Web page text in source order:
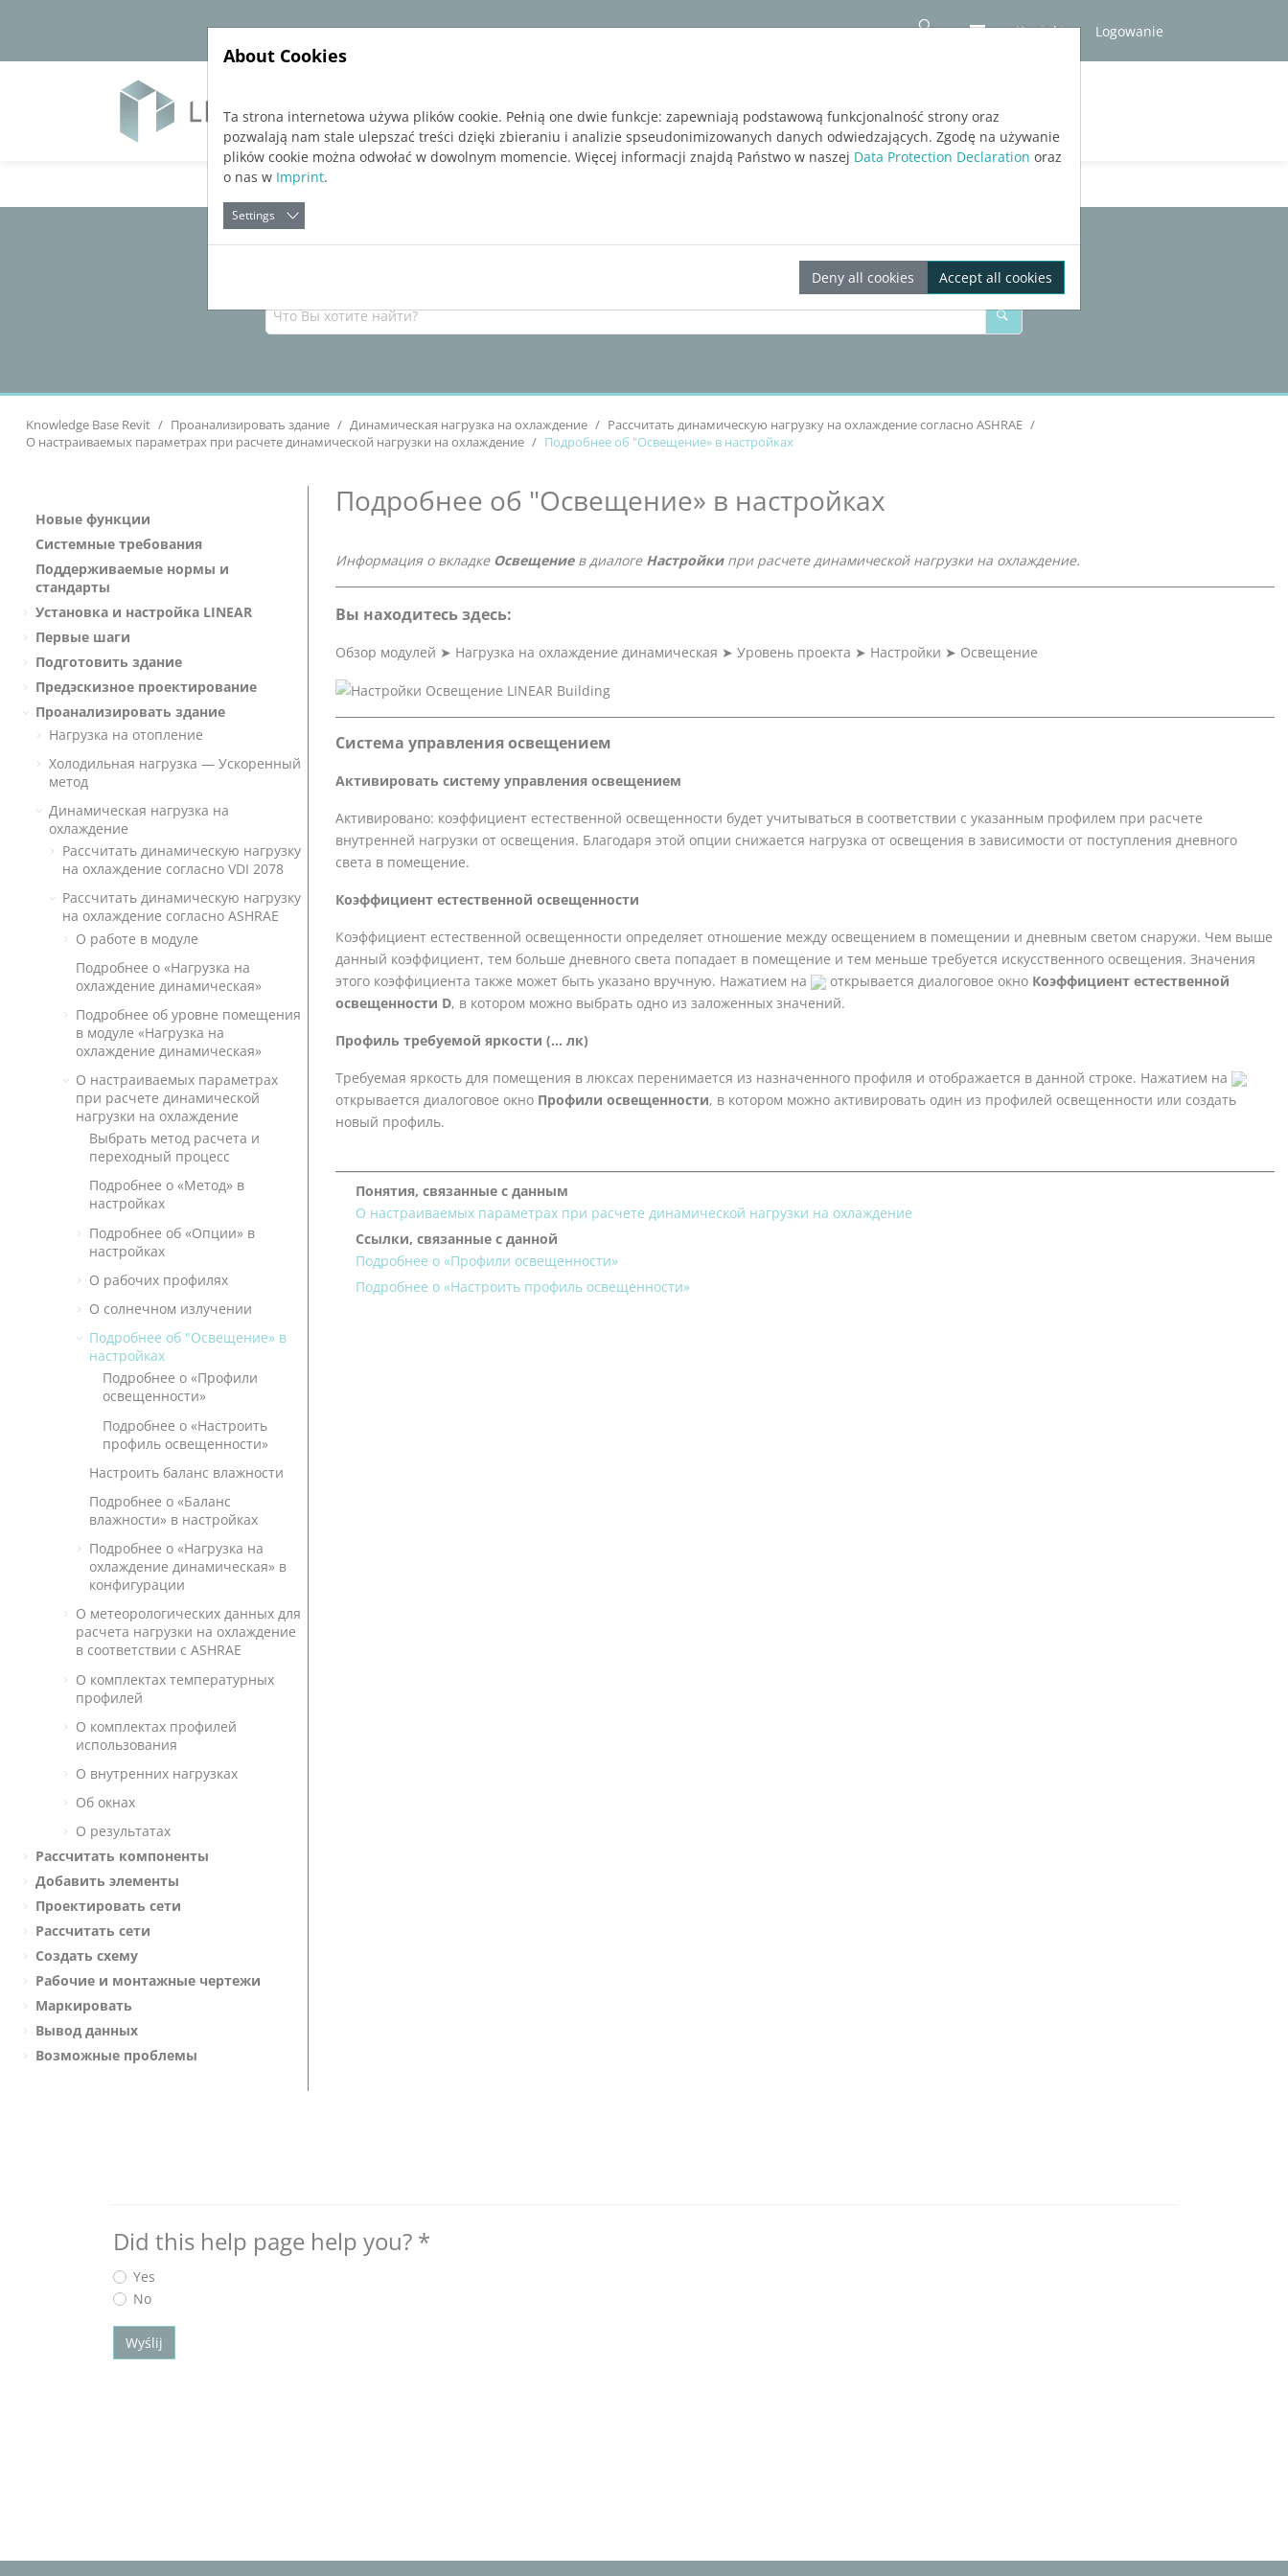
Kontakt
Logowanie
Software Services Blog BEZPŁATNA WERSJA PRÓBNA
Knowledge Base Revit Проанализировать здание Динамическая нагрузка на охлаждение Рассчитать динамическую нагрузку на охлаждение согласно ASHRAE
О настраиваемых параметрах при расчете динамической нагрузки на охлаждение
Подробнее об "Освещение» в настройках
Новые функции
Системные требования
Поддерживаемые нормы и
стандарты
Установка и настройка LINEAR
Первые шаги
Подготовить здание
Предэскизное проектирование
Проанализировать здание
Нагрузка на отопление
Холодильная нагрузка — Ускоренный
метод
Динамическая нагрузка на
охлаждение
Рассчитать динамическую нагрузку
на охлаждение согласно VDI 2078
Рассчитать динамическую нагрузку
на охлаждение согласно ASHRAE
О работе в модуле
Подробнее о «Нагрузка на
охлаждение динамическая»
Подробнее об уровне помещения
в модуле «Нагрузка на
охлаждение динамическая»
О настраиваемых параметрах
при расчете динамической
нагрузки на охлаждение
Выбрать метод расчета и
переходный процесс
Подробнее о «Метод» в
настройках
Подробнее об «Опции» в
настройках
О рабочих профилях
О солнечном излучении
Подробнее об "Освещение» в
настройках
Подробнее о «Профили
освещенности»
Подробнее о «Настроить
профиль освещенности»
Настроить баланс влажности
Подробнее о «Баланс
влажности» в настройках
Подробнее о «Нагрузка на
охлаждение динамическая» в
конфигурации
О метеорологических данных для
расчета нагрузки на охлаждение
в соответствии с ASHRAE
О комплектах температурных
профилей
О комплектах профилей
использования
О внутренних нагрузках
Об окнах
О результатах
Рассчитать компоненты
Добавить элементы
Проектировать сети
Рассчитать сети
Создать схему
Рабочие и монтажные чертежи
Маркировать
Вывод данных
Возможные проблемы
Подробнее об "Освещение» в настройках
Информация о вкладке Освещениев диалоге Настройкипри расчете динамической нагрузки на охлаждение.
Вы находитесь здесь:
Обзор модулей ➤ Нагрузка на охлаждение динамическая ➤ Уровень проекта ➤ Настройки ➤ Освещение
Система управления освещением
Активировать систему управления освещением
Активировано: коэффициент естественной освещенности будет учитываться в соответствии с указанным профилем при расчете
внутренней нагрузки от освещения. Благодаря этой опции снижается нагрузка от освещения в зависимости от поступления дневного
света в помещение.
Коэффициент естественной освещенности
Коэффициент естественной освещенности определяет отношение между освещением в помещении и дневным светом снаружи. Чем выше
данный коэффициент, тем больше дневного света попадает в помещение и тем меньше требуется искусственного освещения. Значения
этого коэффициента также может быть указано вручную. Нажатием на
открывается диалоговое окно Коэффициент естественной
освещенности D, в котором можно выбрать одно из заложенных значений.
Профиль требуемой яркости (... лк)
Требуемая яркость для помещения в люксах перенимается из назначенного профиля и отображается в данной строке. Нажатием на
открывается диалоговое окно Профили освещенности, в котором можно активировать один из профилей освещенности или создать
новый профиль.
Понятия, связанные с данным
О настраиваемых параметрах при расчете динамической нагрузки на охлаждение
Ссылки, связанные с данной
Подробнее о «Профили освещенности»
Подробнее о «Настроить профиль освещенности»
Did this help page help you? *
Yes
No
Wyślij
About Cookies
Ta strona internetowa używa plików cookie. Pełnią one dwie funkcje: zapewniają podstawową funkcjonalność strony oraz
pozwalają nam stale ulepszać treści dzięki zbieraniu i analizie spseudonimizowanych danych odwiedzających. Zgodę na używanie
plików cookie można odwołać w dowolnym momencie. Więcej informacji znajdą Państwo w naszej Data Protection Declaration oraz
o nas w Imprint.
Settings
Deny all cookies Accept all cookies